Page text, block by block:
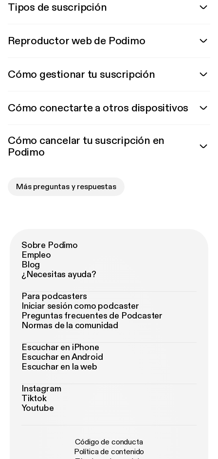
Tipos de suscripción
Reproductor web de Podimo
Cómo gestionar tu suscripción
Cómo conectarte a otros dispositivos
Cómo cancelar tu suscripción en
Podimo
Más preguntas y respuestas
Sobre Podimo
Empleo
Blog
¿Necesitas ayuda?
Para podcasters
Iniciar sesión como podcaster
Preguntas frecuentes de Podcaster
Normas de la comunidad
Escuchar en iPhone
Escuchar en Android
Escuchar en la web
Instagram
Tiktok
Youtube
Código de conducta
Política de contenido